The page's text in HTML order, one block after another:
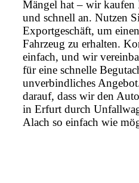
Mängel hat – wir
und schnell an. Nutzen
Exportgeschäft, um
Fahrzeug zu erhalten.
einfach, und wir
für eine schnelle
unverbindliches
darauf, dass wir den
in Erfurt durch
Alach so einfach wie